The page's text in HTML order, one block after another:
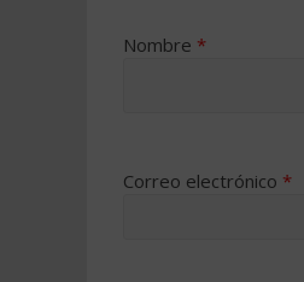
Nombre *
Correo electrónico *